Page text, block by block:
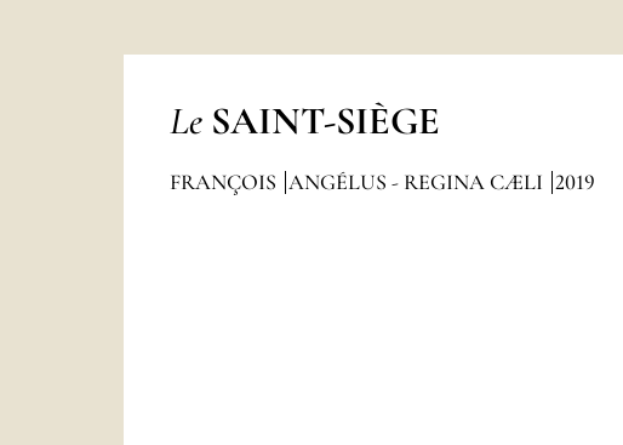
Le SAINT-SIÈGE
FRANÇOIS ANGÉLUS - REGINA CÆLI 2019